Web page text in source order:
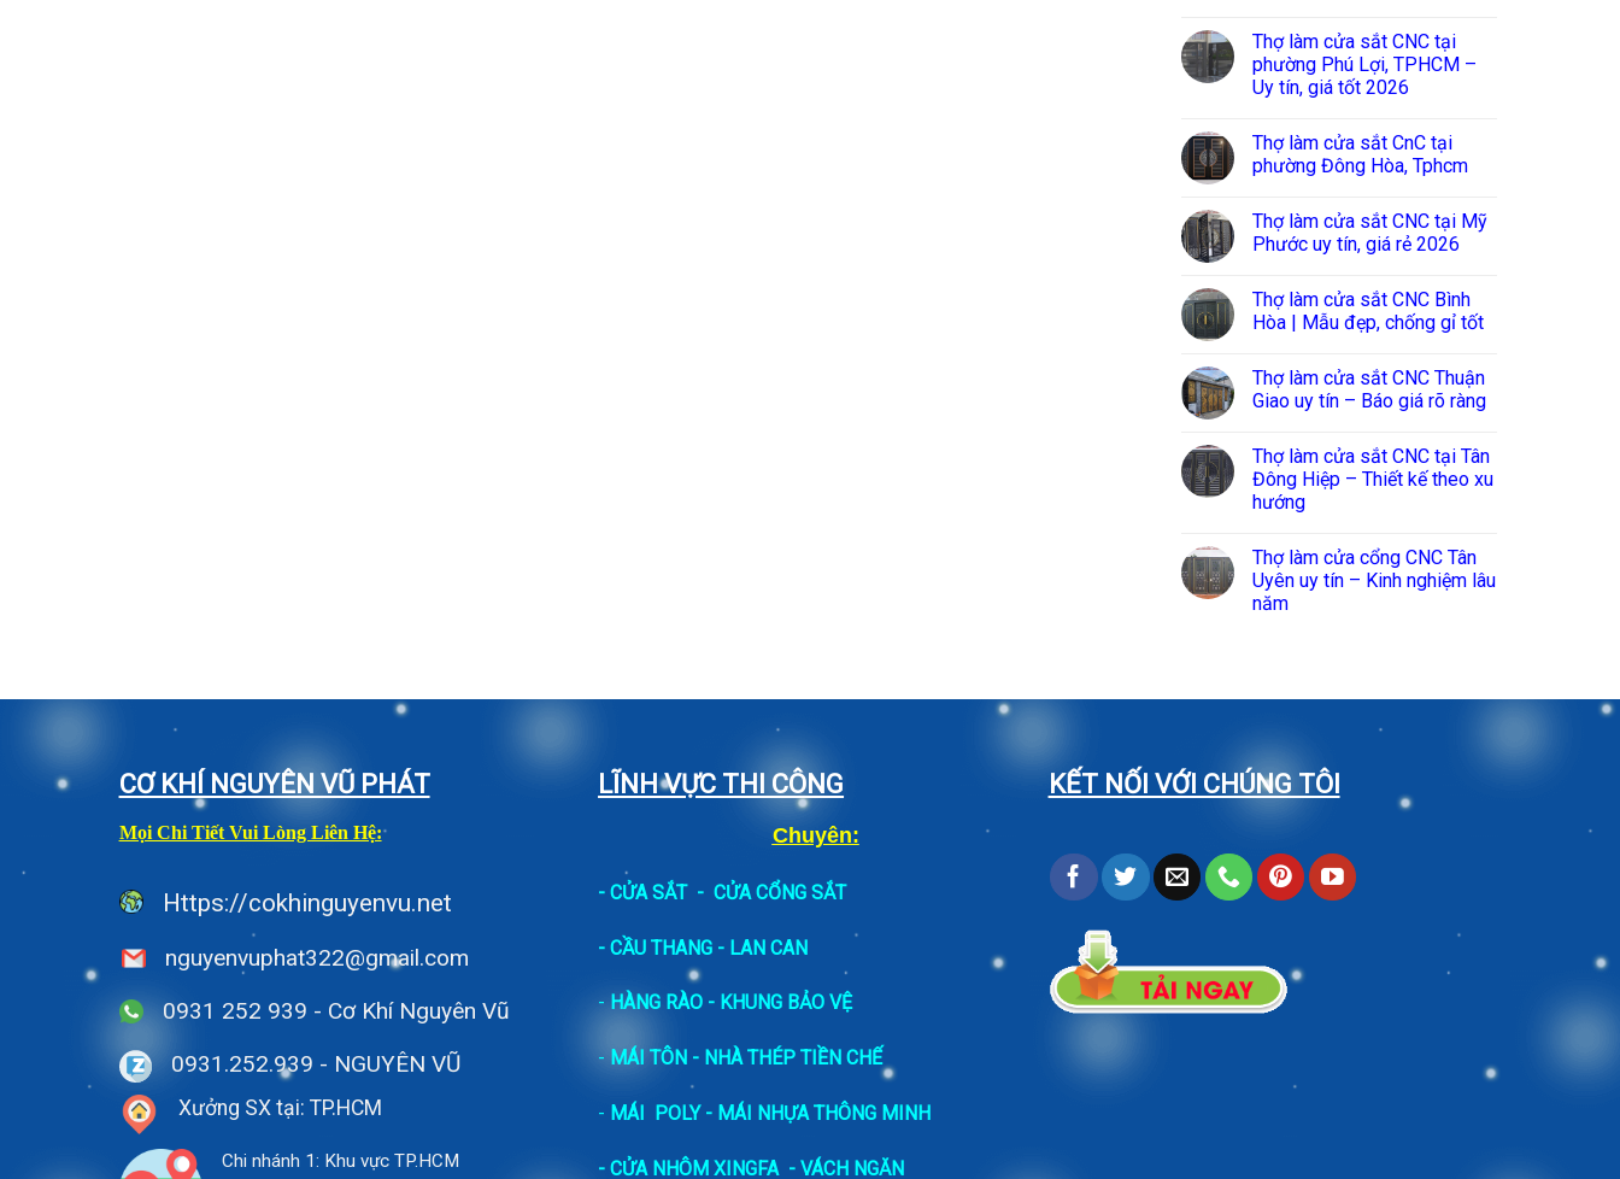
Thợ làm cửa sắt CNC tại
phường Phú Lợi, TPHCM –
Uy tín, giá tốt 2026
Thợ làm cửa sắt CnC tại
phường Đông Hòa, Tphcm
Thợ làm cửa sắt CNC tại Mỹ
Phước uy tín, giá rẻ 2026
Thợ làm cửa sắt CNC Bình
Hòa | Mẫu đẹp, chống gỉ tốt
Thợ làm cửa sắt CNC Thuận
Giao uy tín – Báo giá rõ ràng
Thợ làm cửa sắt CNC tại Tân
Đông Hiệp – Thiết kế theo xu
hướng
Thợ làm cửa cổng CNC Tân
Uyên uy tín – Kinh nghiệm lâu
năm
CƠ KHÍ NGUYÊN VŨ PHÁT
Mọi Chi Tiết Vui Lòng Liên Hệ:
Https://cokhinguyenvu.net
nguyenvuphat322@gmail.com
0931 252 939 - Cơ Khí Nguyên Vũ
0931.252.939 - NGUYÊN VŨ
Xưởng SX tại: TP.HCM
Chi nhánh 1: Khu vực TP.HCM
LĨNH VỰC THI CÔNG
Chuyên:
-CỬA SẮT-CỬA CỔNG SẮT
- CẦU THANG - LAN CAN
- HÀNG RÀO - KHUNG BẢO VỆ
- MÁI TÔN - NHÀ THÉP TIỀN CHẾ
- MÁI POLY - MÁI NHỰA THÔNG MINH
- CỬA NHÔM XINGFA - VÁCH NGĂN
KẾT NỐI VỚI CHÚNG TÔI